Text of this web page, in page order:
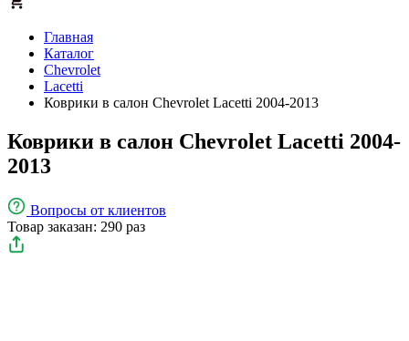
Главная
Каталог
Chevrolet
Lacetti
Коврики в салон Chevrolet Lacetti 2004-2013
Коврики в салон Chevrolet Lacetti 2004-
2013
Вопросы от клиентов
Товар заказан: 290 раз